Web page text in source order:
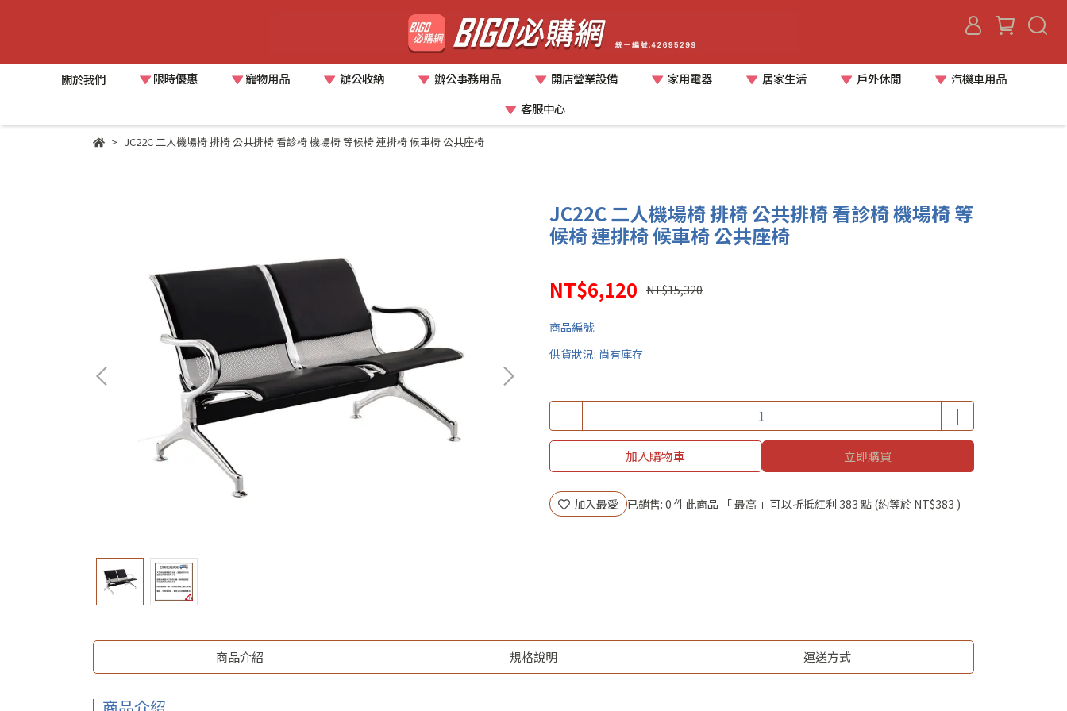
關於我們 限時優惠 寵物用品 辦公收納 辦公事務用品 開店營業設備 家用電器 居家生活 戶外休閒
汽機車用品
客服中心
JC22C 二人機場椅 排椅 公共排椅 看診椅 機場椅 等候椅 連排椅 候車椅 公共座椅
JC22C 二人機場椅 排椅 公共排椅 看診椅 機場椅 等
候椅 連排椅 候車椅 公共座椅
NT$6,120 NT$15,320
商品編號:
供貨狀況: 尚有庫存
加入購物車 立即購買
加入最愛 已銷售: 0 件此商品 「 最高 」可以折抵紅利 383 點 (約等於 NT$383 )
商品介紹 規格說明 運送方式